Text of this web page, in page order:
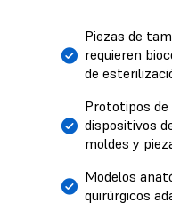
Piezas de
requieren
de
Prototipos
dispositivos
moldes y
Modelos
quirúrgicos